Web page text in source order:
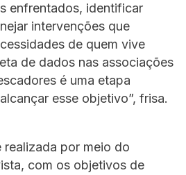
enfrentados, identificar
intervenções que
de quem vive
de dados nas associações
é uma etapa
esse objetivo”, frisa.
por meio do
com os objetivos de